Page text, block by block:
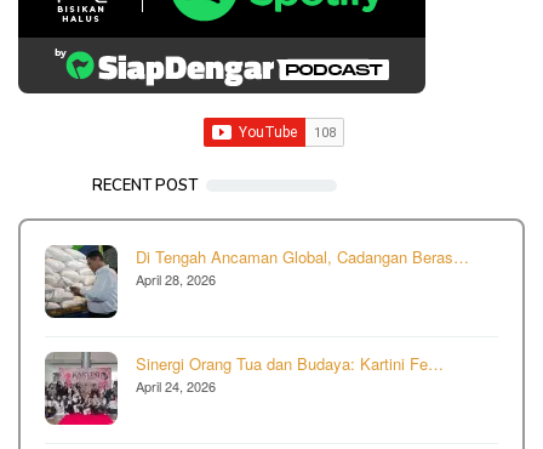
RECENT POST
Di Tengah Ancaman Global, Cadangan Beras…
April 28, 2026
Sinergi Orang Tua dan Budaya: Kartini Fe…
April 24, 2026